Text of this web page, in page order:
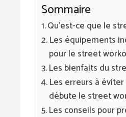
Sommaire
Qu’est-ce que le
Les équipements
pour le street
Les bienfaits du
Les erreurs à éviter
débute le street
Les conseils pour